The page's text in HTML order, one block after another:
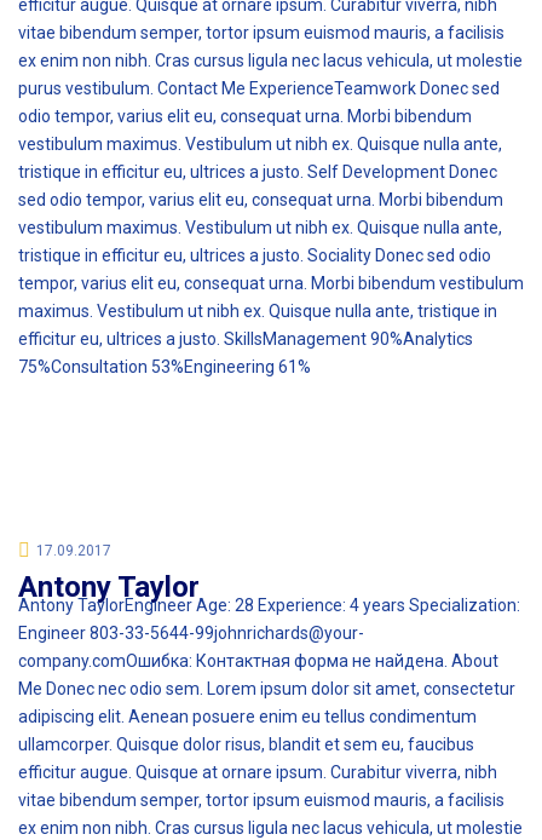
efficitur augue. Quisque at ornare ipsum. Curabitur viverra, nibh
vitae bibendum semper, tortor ipsum euismod mauris, a facilisis
ex enim non nibh. Cras cursus ligula nec lacus vehicula, ut molestie
purus vestibulum. Contact Me ExperienceTeamwork Donec sed
odio tempor, varius elit eu, consequat urna. Morbi bibendum
vestibulum maximus. Vestibulum ut nibh ex. Quisque nulla ante,
tristique in efficitur eu, ultrices a justo. Self Development Donec
sed odio tempor, varius elit eu, consequat urna. Morbi bibendum
vestibulum maximus. Vestibulum ut nibh ex. Quisque nulla ante,
tristique in efficitur eu, ultrices a justo. Sociality Donec sed odio
tempor, varius elit eu, consequat urna. Morbi bibendum vestibulum
maximus. Vestibulum ut nibh ex. Quisque nulla ante, tristique in
efficitur eu, ultrices a justo. SkillsManagement 90%Analytics
75%Consultation 53%Engineering 61%
17.09.2017
Antony Taylor
Antony TaylorEngineer Age: 28 Experience: 4 years Specialization:
Engineer 803-33-5644-99johnrichards@your-
company.comОшибка: Контактная форма не найдена. About
Me Donec nec odio sem. Lorem ipsum dolor sit amet, consectetur
adipiscing elit. Aenean posuere enim eu tellus condimentum
ullamcorper. Quisque dolor risus, blandit et sem eu, faucibus
efficitur augue. Quisque at ornare ipsum. Curabitur viverra, nibh
vitae bibendum semper, tortor ipsum euismod mauris, a facilisis
ex enim non nibh. Cras cursus ligula nec lacus vehicula, ut molestie